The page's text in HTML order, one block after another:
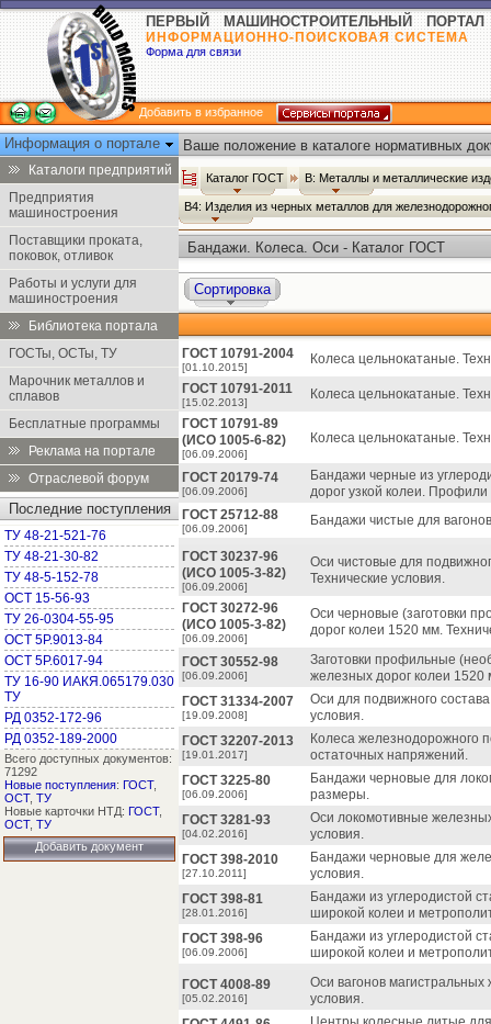
ПЕРВЫЙ МАШИНОСТРОИТЕЛЬНЫЙ ПОРТАЛ
ИНФОРМАЦИОННО-ПОИСКОВАЯ СИСТЕМА
Форма для связи
Добавить в избранное
Информация о портале
Каталоги предприятий
Предприятия
машиностроения
Поставщики проката,
поковок, отливок
Работы и услуги для
машиностроения
Библиотека портала
ГОСТы, ОСТы, ТУ
Марочник металлов и
сплавов
Бесплатные программы
Реклама на портале
Отраслевой форум
Последние поступления
ТУ 48-21-521-76
ТУ 48-21-30-82
ТУ 48-5-152-78
ОСТ 15-56-93
ТУ 26-0304-55-95
ОСТ 5Р.9013-84
ОСТ 5Р.6017-94
ТУ 16-90 ИАКЯ.065179.030
ТУ
РД 0352-172-96
РД 0352-189-2000
Всего доступных документов:
71292
Новые поступления: ГОСТ,
ОСТ, ТУ
Новые карточки НТД: ГОСТ,
ОСТ, ТУ
Добавить документ
Ваше положение в каталоге нормативных
Каталог ГОСТ В: Металлы и металлические
В4: Изделия из черных металлов для
Бандажи. Колеса. Оси - Каталог ГОСТ
Сортировка
ГОСТ 10791-2004
[01.10.2015]
Колеса цельнокатаные.
ГОСТ 10791-2011
[15.02.2013]
Колеса цельнокатаные.
ГОСТ 10791-89
(ИСО 1005-6-82)
[06.09.2006]
Колеса цельнокатаные.
ГОСТ 20179-74
[06.09.2006]
Бандажи черные из
дорог узкой колеи.
ГОСТ 25712-88
[06.09.2006]
Бандажи чистые для
ГОСТ 30237-96
(ИСО 1005-3-82)
[06.09.2006]
Оси чистовые для
Технические условия.
ГОСТ 30272-96
(ИСО 1005-3-82)
[06.09.2006]
Оси черновые (заготовки
дорог колеи 1520 мм.
ГОСТ 30552-98
[06.09.2006]
Заготовки профильные
железных дорог колеи 1520
ГОСТ 31334-2007
[19.09.2008]
Оси для подвижного
условия.
ГОСТ 32207-2013
[19.01.2017]
Колеса железнодорожного
остаточных напряжений.
ГОСТ 3225-80
[06.09.2006]
Бандажи черновые для
размеры.
ГОСТ 3281-93
[04.02.2016]
Оси локомотивные
условия.
ГОСТ 398-2010
[27.10.2011]
Бандажи черновые для
условия.
ГОСТ 398-81
[28.01.2016]
Бандажи из углеродистой
широкой колеи и
ГОСТ 398-96
[06.09.2006]
Бандажи из углеродистой
широкой колеи и
ГОСТ 4008-89
[05.02.2016]
Оси вагонов
условия.